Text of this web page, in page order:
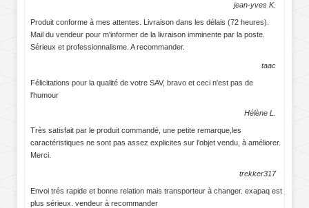
jean-yves K.
Produit conforme à mes attentes. Livraison dans les délais (72 heures).
Mail du vendeur pour m'informer de la livraison imminente par la poste.
Sérieux et professionnalisme. A recommander.
taac
Félicitations pour la qualité de votre SAV, bravo et ceci n'est pas de
l'humour
Hélène L.
Très satisfait par le produit commandé, une petite remarque,les
caractéristiques ne sont pas assez explicites sur l'objet vendu, à améliorer.
Merci.
trekker317
Envoi trés rapide et bonne relation mais transporteur à changer. exapaq est
plus sérieux. vendeur à recommander